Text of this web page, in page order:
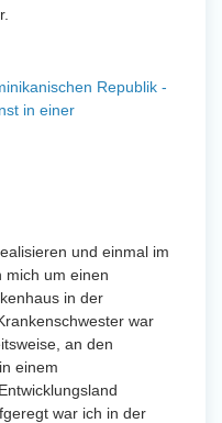
Republik -
in einer
und einmal im
mich um einen
in der
war
an den
einem
war ich in der